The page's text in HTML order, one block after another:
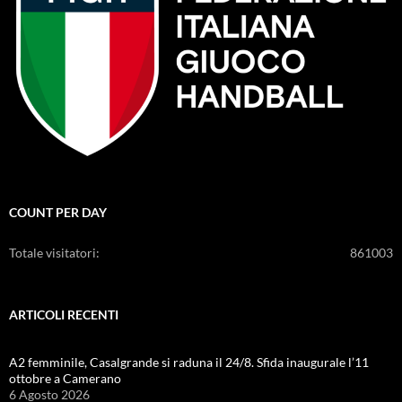
COUNT PER DAY
861003
Totale visitatori:
ARTICOLI RECENTI
A2 femminile, Casalgrande si raduna il 24/8. Sfida inaugurale l’11
ottobre a Camerano
6 Agosto 2026